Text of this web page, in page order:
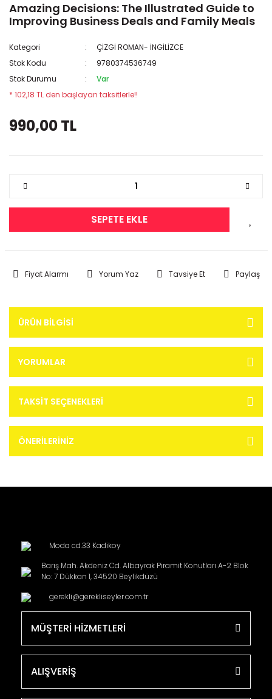
Amazing Decisions: The Illustrated Guide to
Improving Business Deals and Family Meals
Kategori
ÇİZGİ ROMAN- İNGİLİZCE
Stok Kodu
9780374536749
Stok Durumu
Var
* 102,18 TL den başlayan taksitlerle!!
990,00 TL
SEPETE EKLE
Fiyat Alarmı Yorum Yaz Tavsiye Et Paylaş
ÜRÜN BILGISI
YORUMLAR
TAKSIT SEÇENEKLERI
ÖNERILERINIZ
Moda cd.33 Kadikoy
Barış Mah. Akdeniz Cd. Albayrak Piramit Konutları A-2 Blok
No: 7 Dükkan 1, 34520 Beylikdüzü
gerekli@gerekliseyler.com.tr
MÜŞTERİ HİZMETLERİ
ALIŞVERİŞ